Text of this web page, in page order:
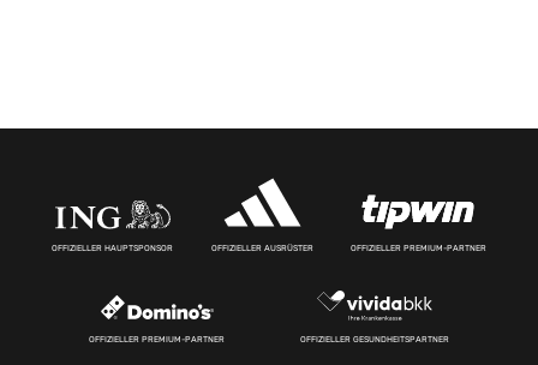
OFFIZIELLER HAUPTSPONSOR OFFIZIELLER AUSRÜSTER OFFIZIELLER PREMIUM-PARTNER
OFFIZIELLER PREMIUM-PARTNER OFFIZIELLER GESUNDHEITSPARTNER